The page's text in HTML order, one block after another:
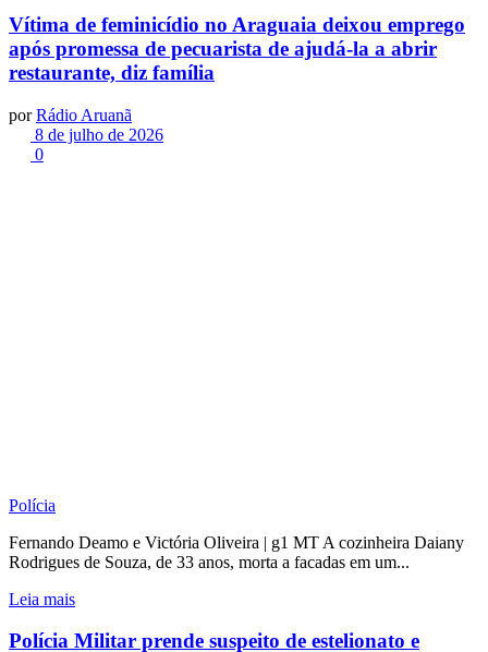
Vítima de feminicídio no Araguaia deixou emprego
após promessa de pecuarista de ajudá-la a abrir
restaurante, diz família
por Rádio Aruanã
8 de julho de 2026
0
Polícia
Fernando Deamo e Victória Oliveira | g1 MT A cozinheira Daiany
Rodrigues de Souza, de 33 anos, morta a facadas em um...
Leia mais
Polícia Militar prende suspeito de estelionato e